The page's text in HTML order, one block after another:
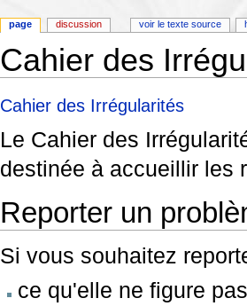
Cahier des
Cahier des Irrégularités
Le Cahier des
destinée à accueillir les
Reporter un
Si vous souhaitez
ce qu'elle ne figure
page discussion voir le texte source